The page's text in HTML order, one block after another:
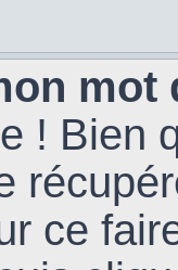
mot
! Bien
ce